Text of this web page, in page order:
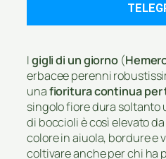
Igigli di un giorno (
erbacee perenni
unafioritura continua per
singolo fiore dura soltanto
di boccioli è così elevato
colore in aiuola, bordure e
coltivare anche per chi ha